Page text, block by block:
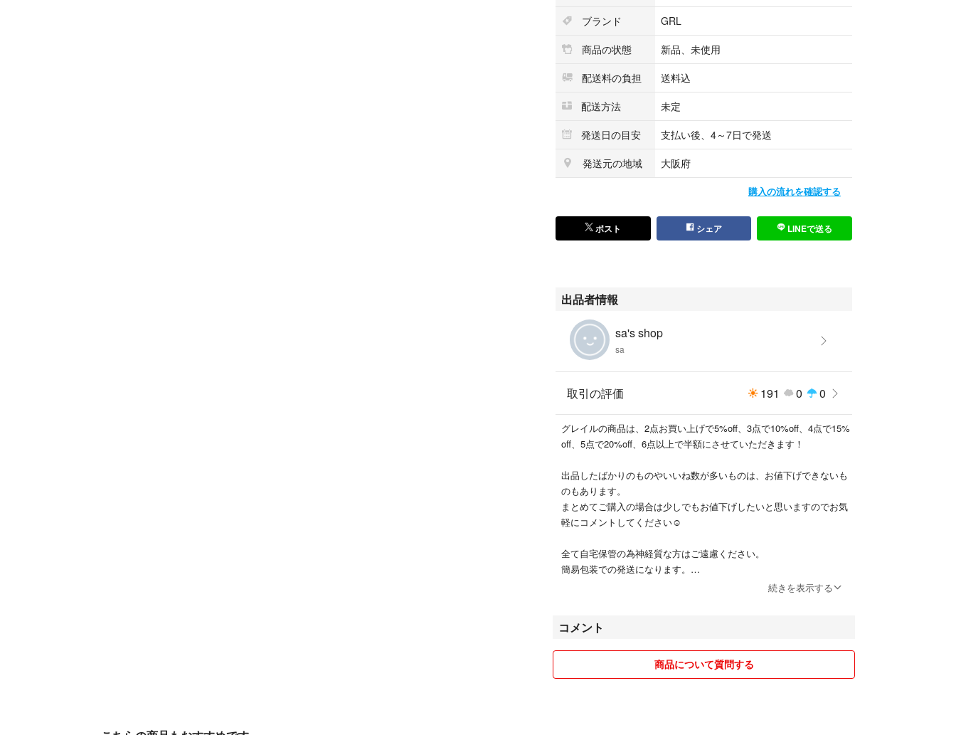
ブランド
GRL
商品の状態
新品、未使用
配送料の負担
送料込
配送方法
未定
発送日の目安
支払い後、4～7日で発送
発送元の地域
大阪府
購入の流れを確認する
ポスト シェア LINEで送る
出品者情報
sa's shop
sa
取引の評価 191 0 0
グレイルの商品は、2点お買い上げで5%off、3点で10%off、4点で15%
off、5点で20%off、6点以上で半額にさせていただきます！
出品したばかりのものやいいね数が多いものは、お値下げできないも
のもあります。
まとめてご購入の場合は少しでもお値下げしたいと思いますのでお気
軽にコメントしてください☺️
全て自宅保管の為神経質な方はご遠慮ください。
簡易包装での発送になります。
続きを表示する
コメント
商品について質問する